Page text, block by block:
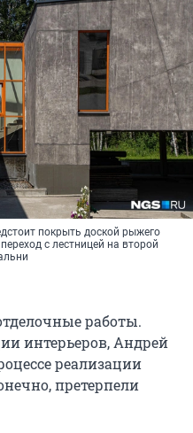
покрыть доской рыжего
с лестницей на второй
работы.
интерьеров, Андрей
реализации
претерпели